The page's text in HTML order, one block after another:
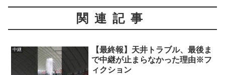
関連記事
中継
【最終報】天井トラブル、最後ま
で中継が止まらなかった理由※フ
ィクション